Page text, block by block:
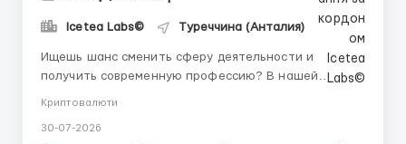
Icetea Labs© Туреччина (Анталия)
Ищешь шанс сменить сферу деятельности и
получить современную профессию? В нашей
👤 Наш HR-менеджер в Telegram:
Криптовалюти
30-07-2026